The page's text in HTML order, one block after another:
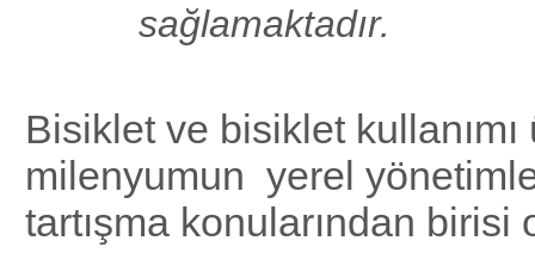
sağlamaktadır.
Bisiklet ve bisiklet kullanımı
milenyumun yerel
tartışma konularından birisi